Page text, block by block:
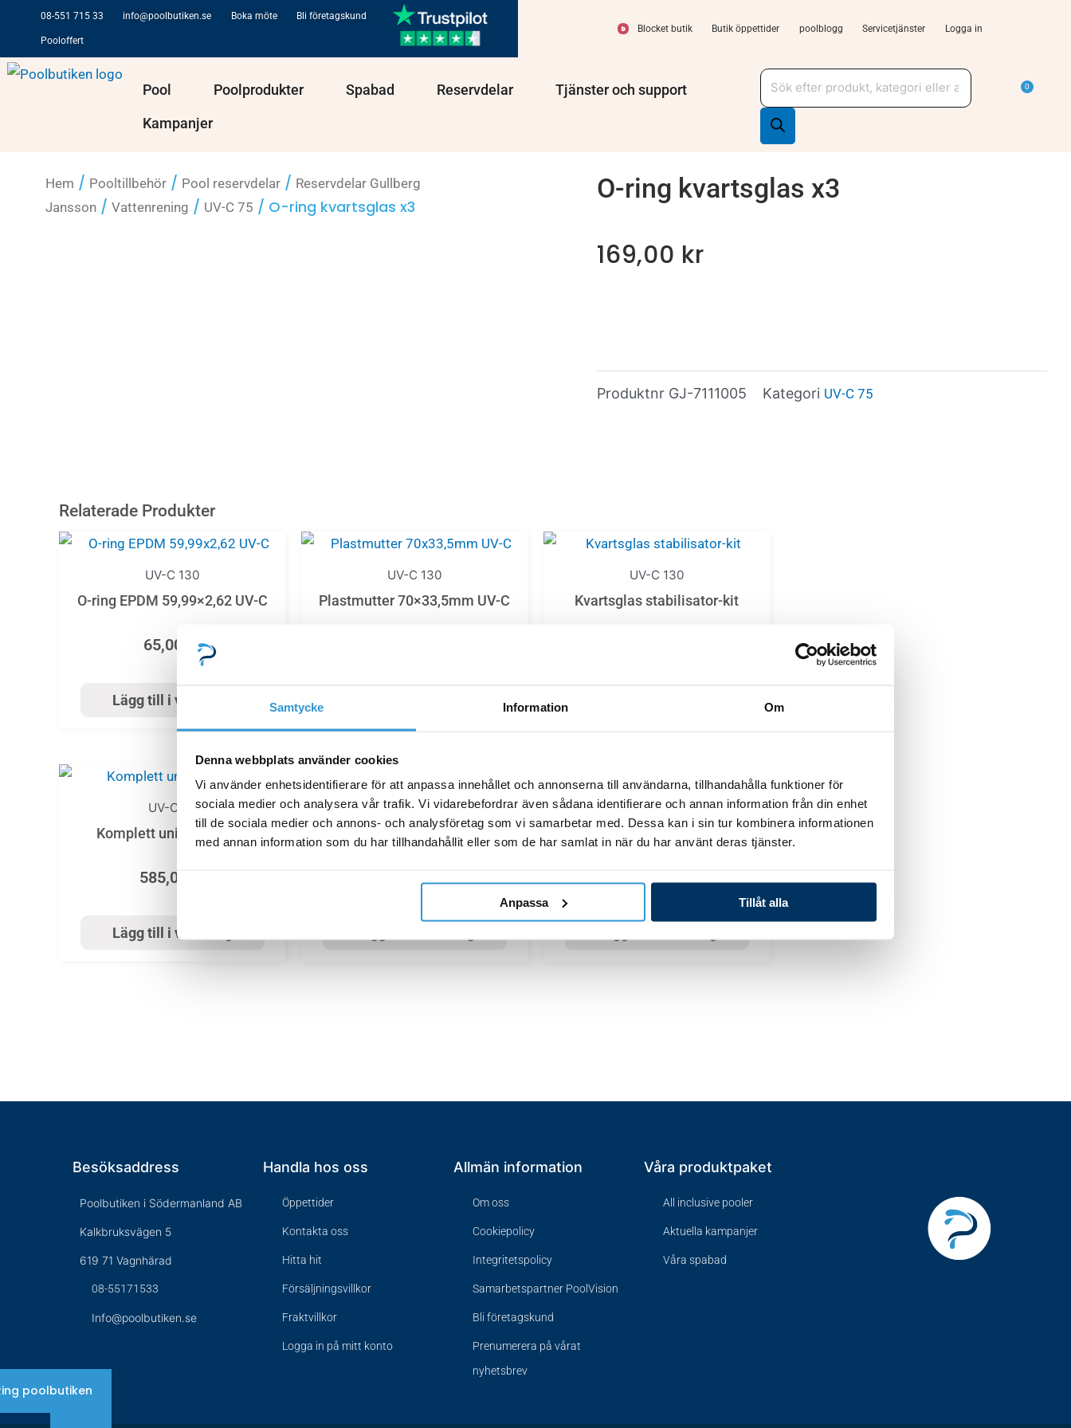
Samtycke Information Om
Denna webbplats använder cookies
Vi använder enhetsidentifierare för att anpassa innehållet och annonserna till användarna, tillhandahålla funktioner för
sociala medier och analysera vår trafik. Vi vidarebefordrar även sådana identifierare och annan information från din enhet
till de sociala medier och annons- och analysföretag som vi samarbetar med. Dessa kan i sin tur kombinera informationen
med annan information som du har tillhandahållit eller som de har samlat in när du har använt deras tjänster.
Anpassa Tillåt alla
innehåll
08-551 715 33 info@poolbutiken.se Boka möte Bli företagskund
Pooloffert
Blocket butik Butik öppettider poolblogg Servicetjänster Logga in
Pool Öppna PoolPoolprodukter Öppna Poolprodukter
Spabad Öppna Spabad
Reservdelar Öppna Reservdelar
Tjänster och support Öppna Tjänster och support
Kampanjer
Produktsökning 0
Hem / Pooltillbehör/ Pool reservdelar/ Reservdelar Gullberg
Jansson/ Vattenrening / UV-C 75 / O-ring kvartsglas x3
O-ring kvartsglas x3
169,00 kr
Produktnr GJ-7111005 Kategori UV-C 75
Relaterade Produkter
UV-C 130
O-ring EPDM 59,99×2,62 UV-C
65,00 kr
Lägg till i varukorg
UV-C 130
Plastmutter 70×33,5mm UV-C
UV-C 130
Kvartsglas stabilisator-kit
UV-C 75
Komplett union x2 UV-C
585,00
Lägg till i varukorg
UV-C 75
UV-rör duplex UV-C 75W
3 380,00kr
UV-C 75
Lamp Lighttech T5 75W
2 457,00kr
Besöksaddress
Poolbutiken i Södermanland AB
Kalkbruksvägen 5
619 71 Vagnhärad
08-55171533
Info@poolbutiken.se
Handla hos oss
Öppettider
Kontakta oss
Hitta hit
Försäljningsvillkor
Fraktvillkor
Logga in på mitt konto
Allmän information
Om oss
Cookiepolicy
Integritetspolicy
Samarbetspartner PoolVision
Bli företagskund
Prenumerera på vårat
nyhetsbrev
Våra produktpaket
All inclusive pooler
Aktuella kampanjer
Våra spabad
poolbutiken